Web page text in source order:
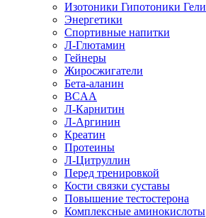
Изотоники Гипотоники Гели
Энергетики
Спортивные напитки
Л-Глютамин
Гейнеры
Жиросжигатели
Бета-аланин
BCAA
Л-Карнитин
Л-Аргинин
Креатин
Протеины
Л-Цитруллин
Перед тренировкой
Кости связки суставы
Повышение тестостерона
Комплексные аминокислоты